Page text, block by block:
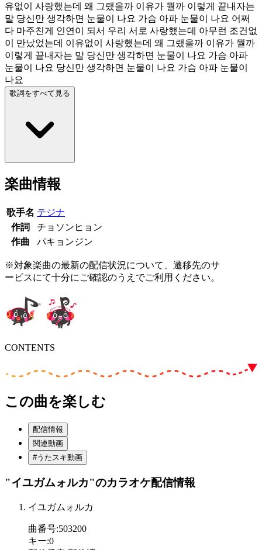
유없이 사랑했는데 왜 그랬을까 이유가 뭘까 이렇게 끝내자는
말 당신만 생각하면 눈물이 나요 가슴 아파 눈물이 나요 어쩌
다 마주친게 인연이 되서 우리 서로 사랑했는데 아무런 조건없
이 만났었는데 이유없이 사랑했는데 왜 그랬을까 이유가 뭘까
이렇게 끝내자는 말 당신만 생각하면 눈물이 나요 가슴 아파
눈물이 나요 당신만 생각하면 눈물이 나요 가슴 아파 눈물이
나요
歌詞をすべて見る
楽曲情報
歌手名 テジナ
作詞
チョソンヒョン
作曲
パキョンジン
※対象楽曲の最新の配信状況について、遷移先のサ
ービスにて十分にご確認のうえでご利用ください。
CONTENTS
この曲を楽しむ
配信情報
関連動画
#うたスキ動画
"イユガムォルカ"のカラオケ配信情報
イユガムォルカ
曲番号:503200
キー:0